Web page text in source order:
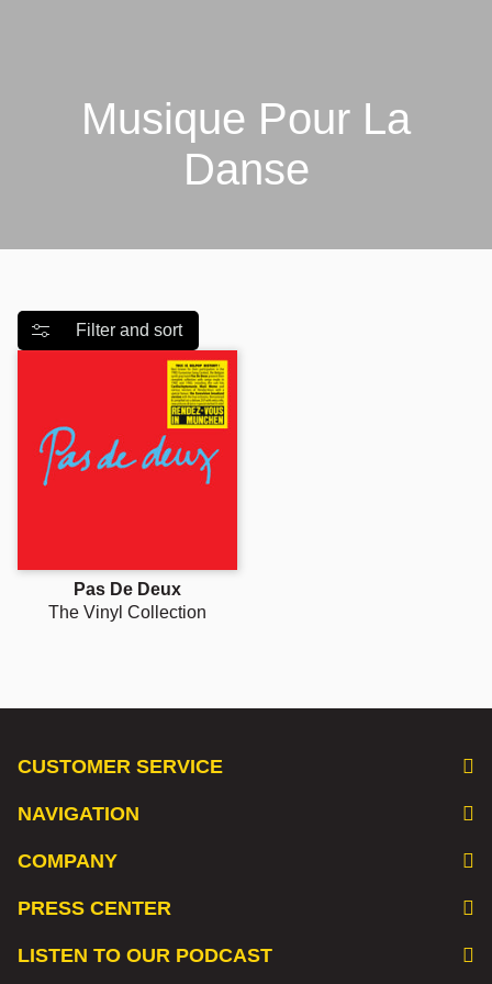
Musique Pour La
Danse
Filter and sort
Pas De Deux
The Vinyl Collection
CUSTOMER SERVICE
NAVIGATION
COMPANY
PRESS CENTER
LISTEN TO OUR PODCAST